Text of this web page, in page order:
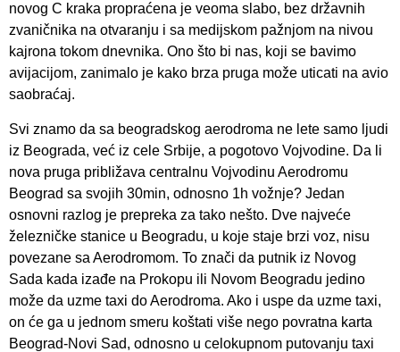
novog C kraka propraćena je veoma slabo, bez državnih
zvaničnika na otvaranju i sa medijskom pažnjom na nivou
kajrona tokom dnevnika. Ono što bi nas, koji se bavimo
avijacijom, zanimalo je kako brza pruga može uticati na avio
saobraćaj.
Svi znamo da sa beogradskog aerodroma ne lete samo ljudi
iz Beograda, već iz cele Srbije, a pogotovo Vojvodine. Da li
nova pruga približava centralnu Vojvodinu Aerodromu
Beograd sa svojih 30min, odnosno 1h vožnje? Jedan
osnovni razlog je prepreka za tako nešto. Dve najveće
železničke stanice u Beogradu, u koje staje brzi voz, nisu
povezane sa Aerodromom. To znači da putnik iz Novog
Sada kada izađe na Prokopu ili Novom Beogradu jedino
može da uzme taxi do Aerodroma. Ako i uspe da uzme taxi,
on će ga u jednom smeru koštati više nego povratna karta
Beograd-Novi Sad, odnosno u celokupnom putovanju taxi